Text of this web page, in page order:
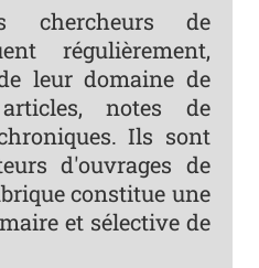
chercheurs de
régulièrement,
leur domaine de
notes de
Ils sont
d'ouvrages de
constitue une
et sélective de